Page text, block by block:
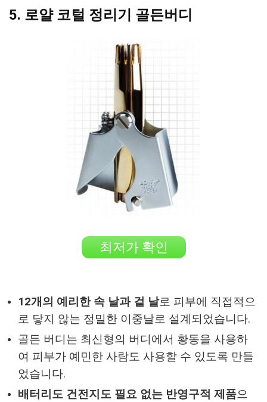
5. 로얄 코털 정리기 골든버디
최저가 확인
12개의 예리한 속 날과 겉 날로 피부에 직접적으
로 닿지 않는 정밀한 이중날로 설계되었습니다.
골든 버디는 최신형의 버디에서 황동을 사용하
여 피부가 예민한 사람도 사용할 수 있도록 만들
었습니다.
배터리도 건전지도 필요 없는 반영구적 제품으